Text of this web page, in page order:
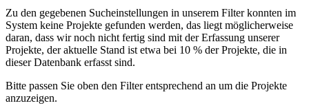
Zu den gegebenen Sucheinstellungen in unserem Filter konnten im
System keine Projekte gefunden werden, das liegt möglicherweise
daran, dass wir noch nicht fertig sind mit der Erfassung unserer
Projekte, der aktuelle Stand ist etwa bei 10 % der Projekte, die in
dieser Datenbank erfasst sind.
Bitte passen Sie oben den Filter entsprechend an um die Projekte
anzuzeigen.